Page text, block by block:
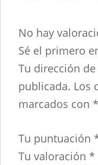
No hay
Sé el primero
Tu dirección
publicada. Los
marcados con *
Tu puntuación
Tu valoración *